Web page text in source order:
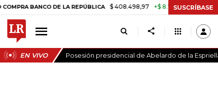
BANCO DE LA REPÚBLICA $ 408.498,97 +$ 8.753,81 +2,19%
SUSCRÍBASE
EN VIVO Posesión presidencial de Abelardo de la